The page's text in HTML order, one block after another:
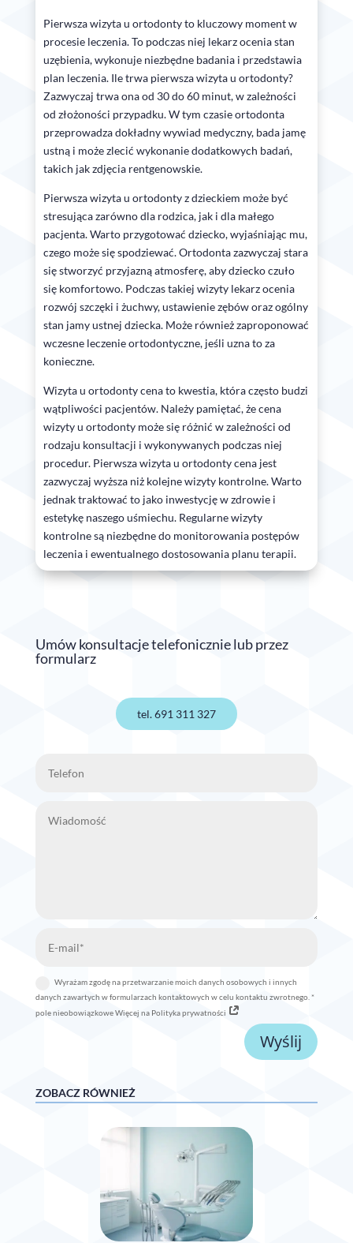
Pierwsza wizyta u ortodonty to kluczowy moment w
procesie leczenia. To podczas niej lekarz ocenia stan
uzębienia, wykonuje niezbędne badania i przedstawia
plan leczenia. Ile trwa pierwsza wizyta u ortodonty?
Zazwyczaj trwa ona od 30 do 60 minut, w zależności
od złożoności przypadku. W tym czasie ortodonta
przeprowadza dokładny wywiad medyczny, bada jamę
ustną i może zlecić wykonanie dodatkowych badań,
takich jak zdjęcia rentgenowskie.
Pierwsza wizyta u ortodonty z dzieckiem może być
stresująca zarówno dla rodzica, jak i dla małego
pacjenta. Warto przygotować dziecko, wyjaśniając mu,
czego może się spodziewać. Ortodonta zazwyczaj stara
się stworzyć przyjazną atmosferę, aby dziecko czuło
się komfortowo. Podczas takiej wizyty lekarz ocenia
rozwój szczęki i żuchwy, ustawienie zębów oraz ogólny
stan jamy ustnej dziecka. Może również zaproponować
wczesne leczenie ortodontyczne, jeśli uzna to za
konieczne.
Wizyta u ortodonty cena to kwestia, która często budzi
wątpliwości pacjentów. Należy pamiętać, że cena
wizyty u ortodonty może się różnić w zależności od
rodzaju konsultacji i wykonywanych podczas niej
procedur. Pierwsza wizyta u ortodonty cena jest
zazwyczaj wyższa niż kolejne wizyty kontrolne. Warto
jednak traktować to jako inwestycję w zdrowie i
estetykę naszego uśmiechu. Regularne wizyty
kontrolne są niezbędne do monitorowania postępów
leczenia i ewentualnego dostosowania planu terapii.
Umów konsultacje telefonicznie lub przez
formularz
tel. 691 311 327
Wyrażam zgodę na przetwarzanie moich danych osobowych i innych
danych zawartych w formularzach kontaktowych w celu kontaktu zwrotnego. *
pole nieobowiązkowe Więcej na Polityka prywatności
Wyślij
ZOBACZ RÓWNIEŻ